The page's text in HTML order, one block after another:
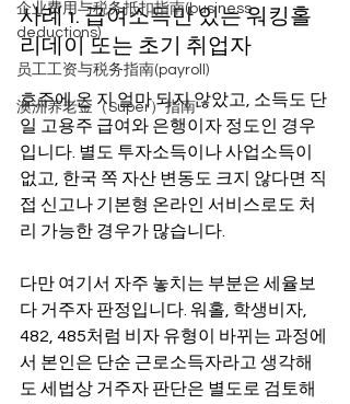
企业费用与税务抵扣指南(business
deductions)
员工工资与税务指南(payroll)
澳洲养老金（Super）指南
사례 1. 급여소득만 있는 워킹홀
리데이 또는 초기 취업자
호주에 온 지 얼마 되지 않았고, 소득도 단
일 고용주 급여와 은행이자 정도인 경우
입니다. 별도 투자소득이나 사업소득이
없고, 한국 쪽 자산 변동도 크지 않다면 직
접 신고나 기본형 온라인 서비스로도 처
리 가능한 경우가 많습니다.
다만 여기서 자주 놓치는 부분은 세율보
다 거주자 판정입니다. 워홀, 학생비자,
482, 485처럼 비자 유형이 바뀌는 과정에
서 본인은 단순 근로소득자라고 생각해
도 세법상 거주자 판단은 별도로 검토해